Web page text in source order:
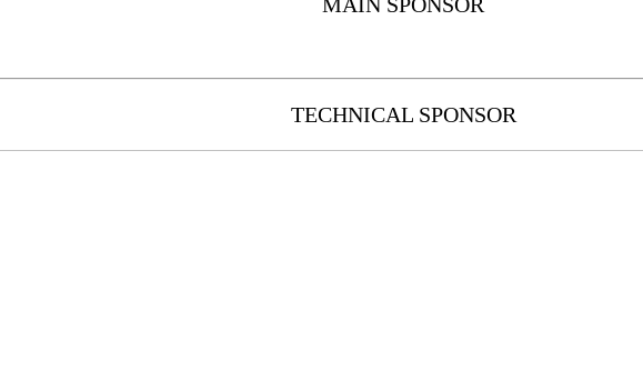
TECHNICAL SPONSOR